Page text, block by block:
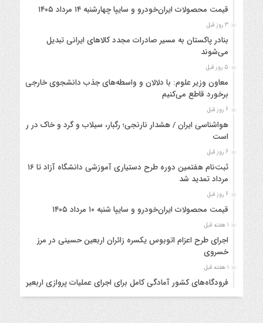
قیمت محصولات ایران‌خودرو و سایپا چهارشنبه ۱۴ مرداد ۱۴۰۵
3 روز قبل
بنادر پاکستان به مسیر صادرات مجدد کالاهای ایرانی تبدیل
می‌شوند
5 روز قبل
معاون وزیر علوم: با دلالان و واسطه‌های جذب دانشجوی خارجی
برخورد قاطع می‌کنیم
6 روز قبل
هواشناسی ایران / هشدار نارنجی؛ رگبار، سیلاب و گرد و خاک در راه
است
6 روز قبل
ثبت‌نام هفتمین دوره طرح دستیاری آموزشی دانشگاه آزاد تا ۱۶
مرداد تمدید شد
6 روز قبل
قیمت محصولات ایران‌خودرو و سایپا شنبه ۱۰ مرداد ۱۴۰۵
1 هفته قبل
اجرای طرح اعزام اتوبوس یکسره زائران اربعین حسینی در مرز
خسروی
1 هفته قبل
فرودگاه‌های کشور آمادگی کامل برای اجرای عملیات پروازی اربعین
را دارند
1 هفته قبل